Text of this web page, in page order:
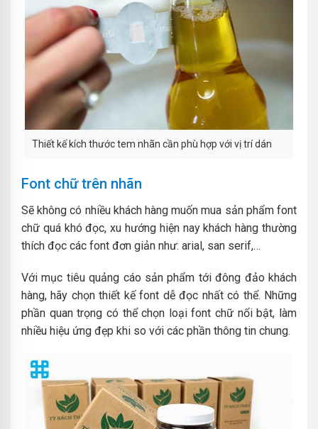
Thiết kế kích thước tem nhãn cần phù hợp với vị trí dán
Font chữ trên nhãn
Sẽ không có nhiều khách hàng muốn mua sản phẩm font
chữ quá khó đọc, xu hướng hiện nay khách hàng thường
thích đọc các font đơn giản như: arial, san serif,…
Với mục tiêu quảng cáo sản phẩm tới đông đảo khách
hàng, hãy chọn thiết kế font dễ đọc nhất có thể. Những
phần quan trọng có thể chọn loại font chữ nổi bật, làm
nhiều hiệu ứng đẹp khi so với các phần thông tin chung.